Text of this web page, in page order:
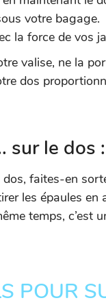
votre bagage.
la force de vos
valise, ne la
dos
sur le dos :
faites-en
les épaules
temps, c’est
POUR